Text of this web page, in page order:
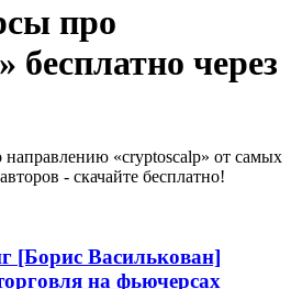
про
бесплатно через
«cryptoscalp» от самых
- скачайте бесплатно!
[Борис Василькован]
на фьючерсах